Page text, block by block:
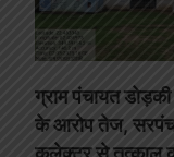
ग्राम पंचायत
के आरोप तेज, सरपंच